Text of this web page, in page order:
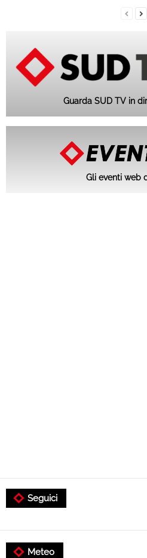
Guarda SUD TV in
Gli eventi web
Seguici
Meteo